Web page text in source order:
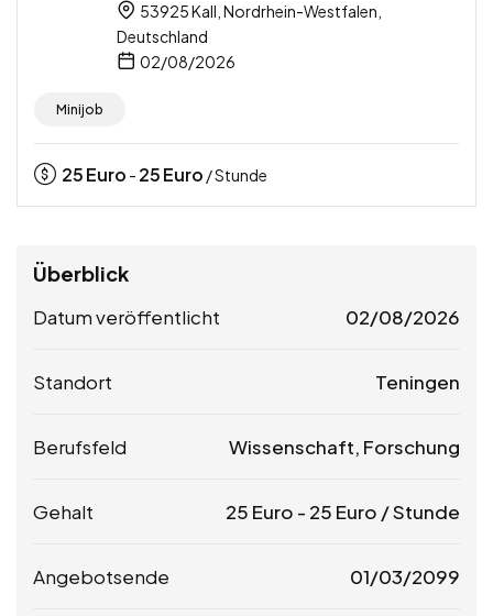
53925 Kall, Nordrhein-Westfalen,
Deutschland
02/08/2026
Minijob
25Euro - 25Euro / Stunde
Überblick
Datum veröffentlicht 02/08/2026
Standort Teningen
Berufsfeld Wissenschaft, Forschung
Gehalt 25 Euro - 25 Euro / Stunde
Angebotsende 01/03/2099